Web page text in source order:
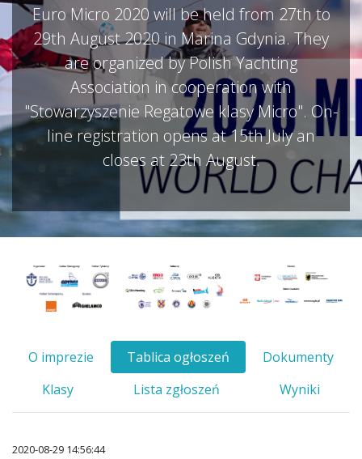
Euro Micro 2020 will be held from 27th to
29th August 2020 in Marina Gdynia. They
are organized by Polish Yachting
Association in cooperation with
"Stowarzyszenie Regatowe klasy Micro". On-
line registration opens at 15th July an
closes at 23th August.
O imprezie Tablica ogłoszeń
Dokumenty
Klasy
Lista zgłoszeń Wyniki
2020-08-29 14:56:44